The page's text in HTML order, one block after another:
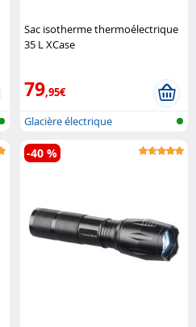
Sac isotherme thermoélectrique
35 L XCase
79,95€
Glacière électrique
-40 %